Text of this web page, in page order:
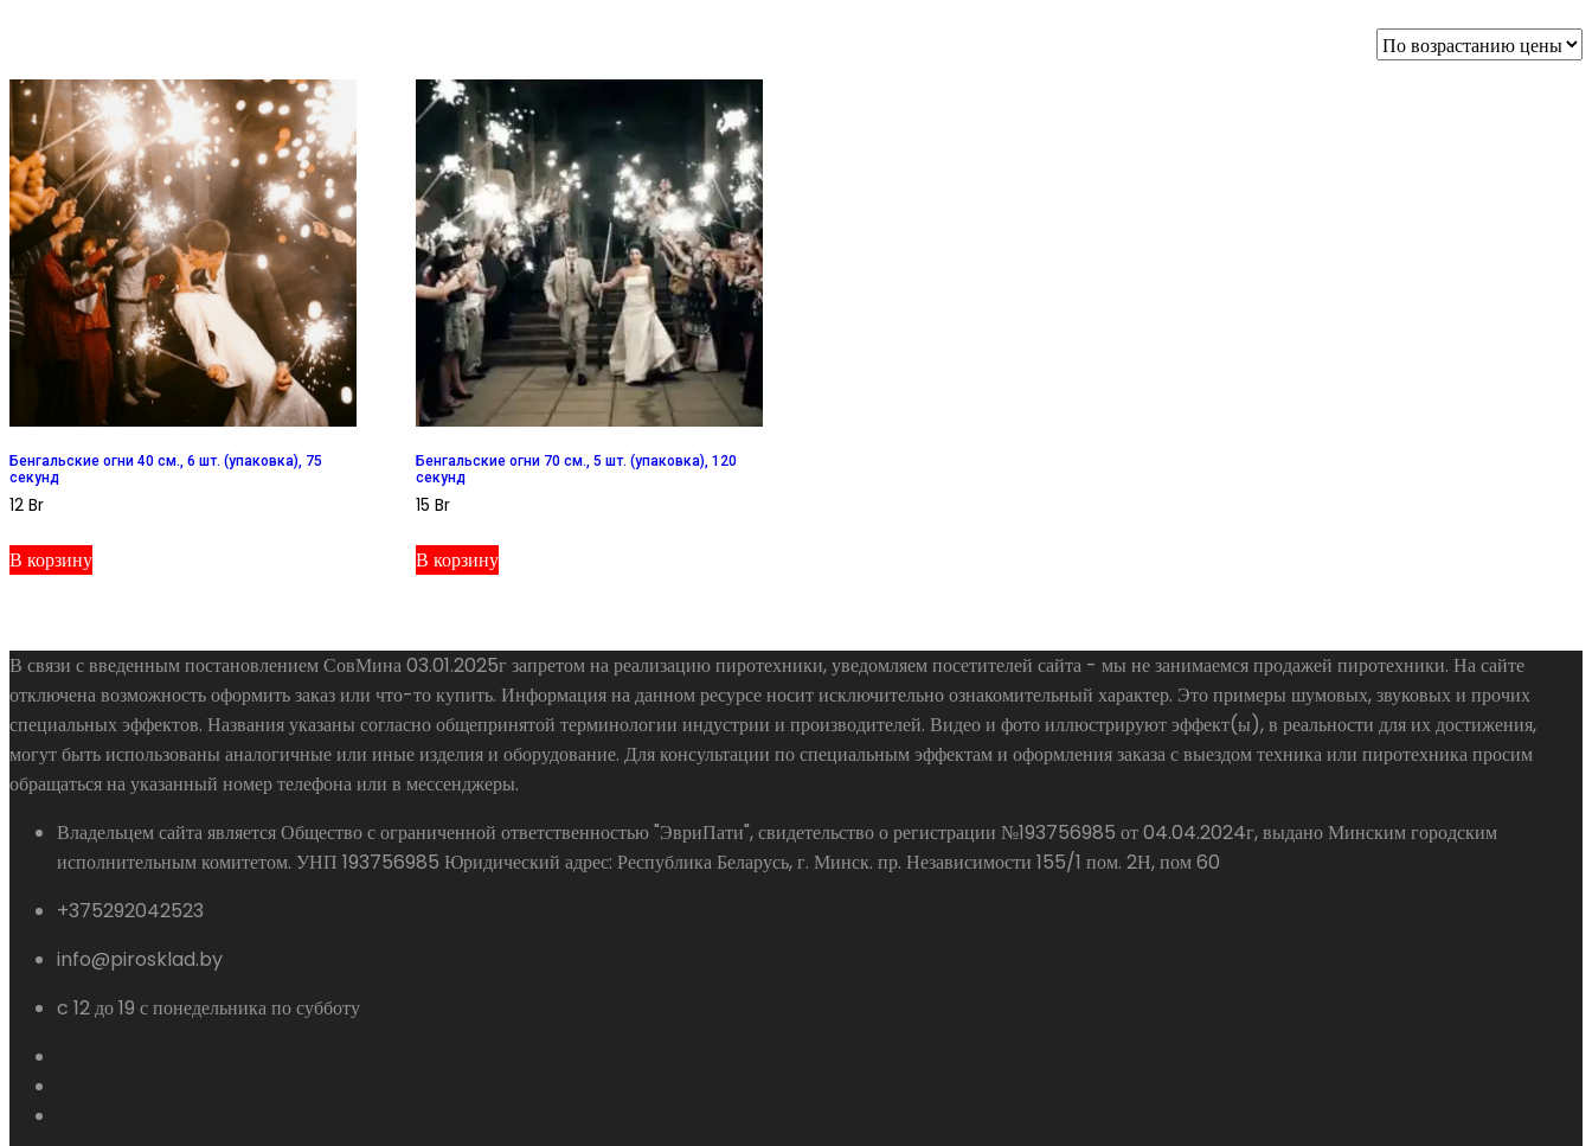
Бенгальские огни 40 см., 6 шт. (упаковка), 75
секунд
12 Br
В корзину
Бенгальские огни 70 см., 5 шт. (упаковка), 120
секунд
15Br
В корзину
В связи с введенным постановлением СовМина 03.01.2025г запретом на реализацию пиротехники, уведомляем посетителей сайта - мы не занимаемся продажей пиротехники. На сайте
отключена возможность оформить заказ или что-то купить. Информация на данном ресурсе носит исключительно ознакомительный характер. Это примеры шумовых, звуковых и прочих
специальных эффектов. Названия указаны согласно общепринятой терминологии индустрии и производителей. Видео и фото иллюстрируют эффект(ы), в реальности для их достижения,
могут быть использованы аналогичные или иные изделия и оборудование. Для консультации по специальным эффектам и оформления заказа с выездом техника или пиротехника просим
обращаться на указанный номер телефона или в мессенджеры.
Владельцем сайта является Общество с ограниченной ответственностью "ЭвриПати", свидетельство о регистрации №193756985 от 04.04.2024г, выдано Минским городским
исполнительным комитетом. УНП 193756985 Юридический адрес: Республика Беларусь, г. Минск. пр. Независимости 155/1 пом. 2Н, пом 60
+375292042523
info@pirosklad.by
c 12 до 19 с понедельника по субботу